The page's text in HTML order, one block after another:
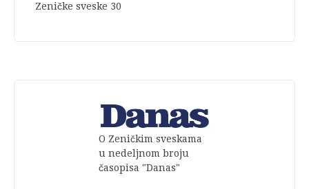
Zeničke sveske 30
O Zeničkim sveskama
u nedeljnom broju
časopisa "Danas"